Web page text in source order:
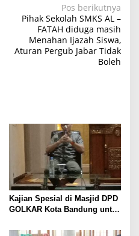
Pos berikutnya
Pihak Sekolah SMKS AL –
FATAH diduga masih
Menahan Ijazah Siswa,
Aturan Pergub Jabar Tidak
Boleh
Kajian Spesial di Masjid DPD
GOLKAR Kota Bandung untuk
Keimanan dan Ketakwaan